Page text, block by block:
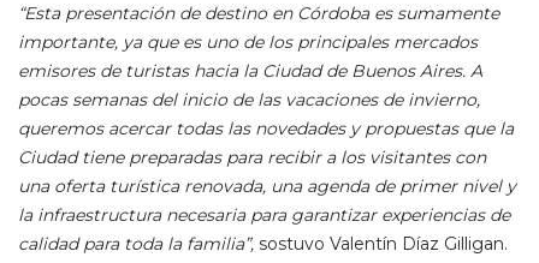
“Esta presentación de destino en Córdoba es sumamente
importante, ya que es uno de los principales mercados
emisores de turistas hacia la Ciudad de Buenos Aires. A
pocas semanas del inicio de las vacaciones de invierno,
queremos acercar todas las novedades y propuestas que la
Ciudad tiene preparadas para recibir a los visitantes con
una oferta turística renovada, una agenda de primer nivel y
la infraestructura necesaria para garantizar experiencias de
calidad para toda la familia”, sostuvo Valentín Díaz Gilligan.